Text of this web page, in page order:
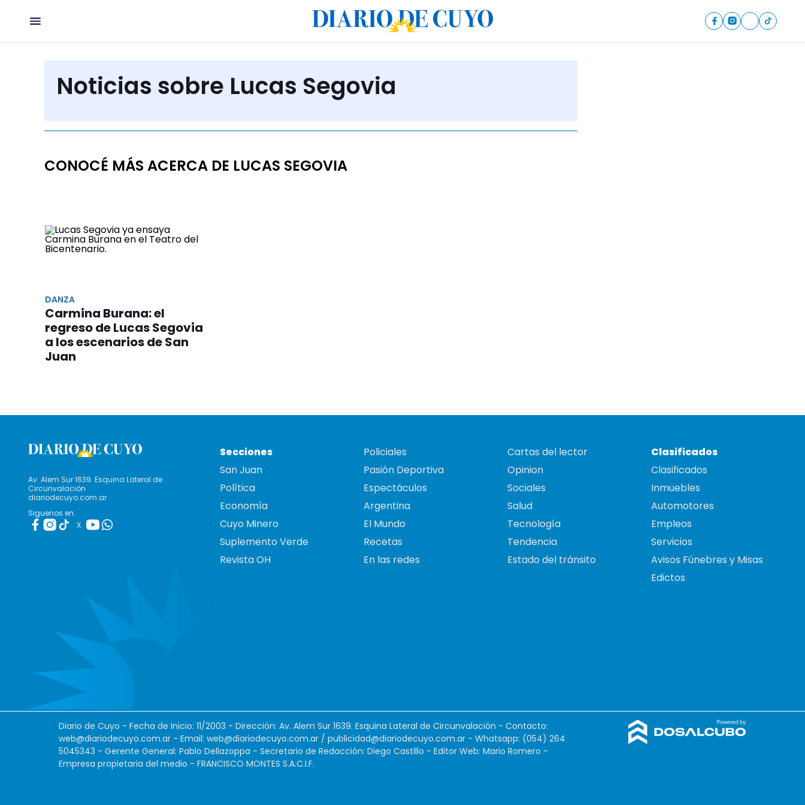
Noticias sobre Lucas Segovia
CONOCÉ MÁS ACERCA DE LUCAS SEGOVIA
DANZA
Carmina Burana: el
regreso de Lucas Segovia
a los escenarios de San
Juan
Av. Alem Sur 1639. Esquina Lateral de
Circunvalación
diariodecuyo.com.ar
Siguenos en:
X
Secciones
San Juan
Política
Economía
Cuyo Minero
Suplemento Verde
Revista OH
Policiales
Pasión Deportiva
Espectáculos
Argentina
El Mundo
Recetas
En las redes
Cartas del lector
Opinion
Sociales
Salud
Tecnología
Tendencia
Estado del tránsito
Clasificados
Clasificados
Inmuebles
Automotores
Empleos
Servicios
Avisos Fúnebres y Misas
Edictos
Diario de Cuyo - Fecha de Inicio: 11/2003 - Dirección: Av. Alem Sur 1639. Esquina Lateral de Circunvalación - Contacto:
web@diariodecuyo.com.ar - Email: web@diariodecuyo.com.ar / publicidad@diariodecuyo.com.ar - Whatsapp: (054) 264
5045343 - Gerente General: Pablo Dellazoppa - Secretario de Redacción: Diego Castillo - Editor Web: Mario Romero -
Empresa propietaria del medio - FRANCISCO MONTES S.A.C.I.F.